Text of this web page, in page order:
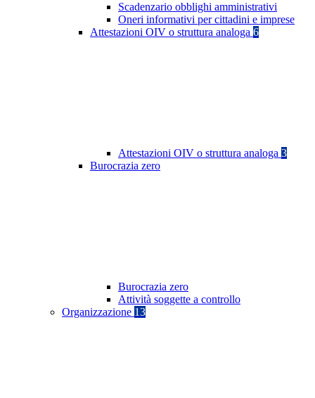
Scadenzario obblighi amministrativi
Oneri informativi per cittadini e imprese
Attestazioni OIV o struttura analoga 6
Attestazioni OIV o struttura analoga 3
Burocrazia zero
Burocrazia zero
Attività soggette a controllo
Organizzazione 13